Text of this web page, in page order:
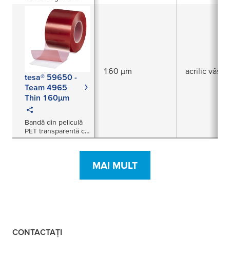
tesa® 59650 -
Team 4965
Thin 160µm
Bandă din peliculă
PET transparentă cu
două fețe, de 160
160 µm acrilic
MAI MULT
CONTACTAȚI